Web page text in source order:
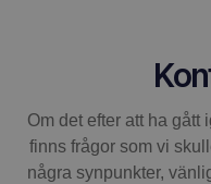
Om det efter att ha gått
finns frågor som vi
några synpunkter,